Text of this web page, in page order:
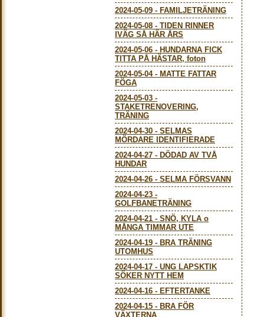
2024-05-09 - FAMILJETRÄNING
2024-05-08 - TIDEN RINNER
IVÄG SÅ HÄR ÅRS
2024-05-06 - HUNDARNA FICK
TITTA PÅ HÄSTAR, foton
2024-05-04- MATTE FATTAR
FÖGA
2024-05-03 -
STAKETRENOVERING,
TRÄNING
2024-04-30 - SELMAS
MÖRDARE IDENTIFIERADE
2024-04-27 - DÖDAD AV TVÅ
HUNDAR
2024-04-26 - SELMA FÖRSVANN
2024-04-23 -
GOLFBANETRÄNING
2024-04-21 - SNÖ, KYLA o
MÅNGA TIMMAR UTE
2024-04-19 - BRA TRÄNING
UTOMHUS
2024-04-17 - UNG LAPSKTIK
SÖKER NYTT HEM
2024-04-16 - EFTERTANKE
2024-04-15 - BRA FÖR
VÄXTERNA